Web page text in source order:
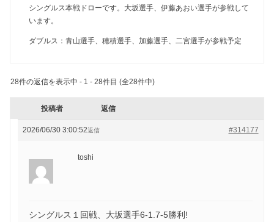
シングルス本戦ドローです。大坂選手、伊藤あおい選手が参戦して
います。
ダブルス：青山選手、穂積選手、加藤選手、二宮選手が参戦予定
28件の返信を表示中 - 1 - 28件目 (全28件中)
投稿者 返信
2026/06/30 3:00:52 #314177
返信
toshi
シングルス１回戦、大坂選手6-1.7-5勝利!